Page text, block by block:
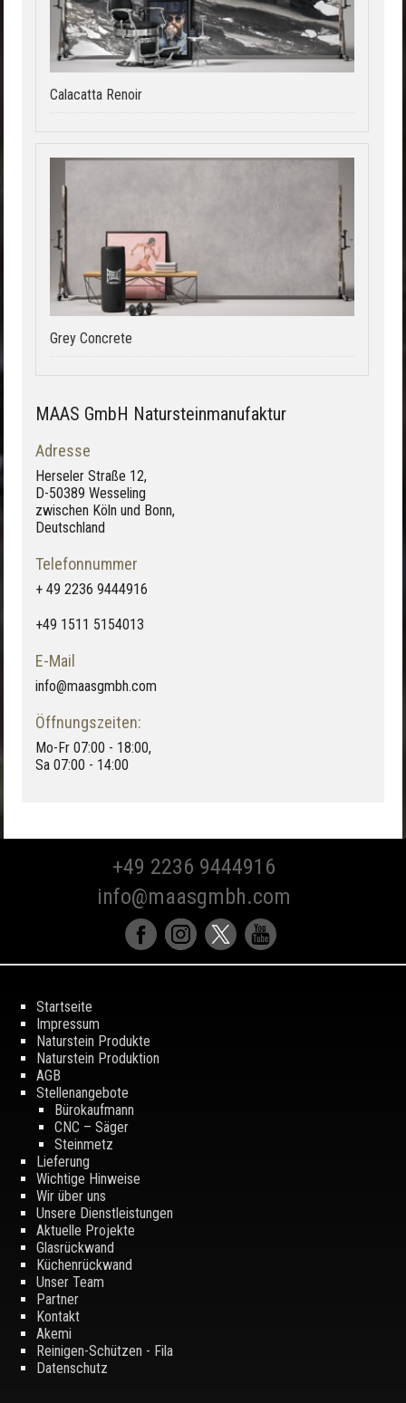
Calacatta Renoir
Grey Concrete
MAAS GmbH Natursteinmanufaktur
Adresse
Herseler Straße 12,
D-50389 Wesseling
zwischen Köln und Bonn,
Deutschland
Telefonnummer
+ 49 2236 9444916
+49 1511 5154013
E-Mail
info@maasgmbh.com
Öffnungszeiten:
Mo-Fr 07:00 - 18:00,
Sa 07:00 - 14:00
+49 2236 9444916
info@maasgmbh.com
Startseite
Impressum
Naturstein Produkte
Naturstein Produktion
AGB
Stellenangebote
Bürokaufmann
CNC – Säger
Steinmetz
Lieferung
Wichtige Hinweise
Wir über uns
Unsere Dienstleistungen
Aktuelle Projekte
Glasrückwand
Küchenrückwand
Unser Team
Partner
Kontakt
Akemi
Reinigen-Schützen - Fila
Datenschutz